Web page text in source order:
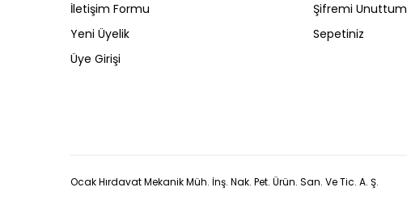
İletişim Formu
Yeni Üyelik
Üye Girişi
Şifremi Unuttum
Sepetiniz
Ocak Hırdavat Mekanik Müh. İnş. Nak. Pet. Ürün. San. Ve Tic. A. Ş.